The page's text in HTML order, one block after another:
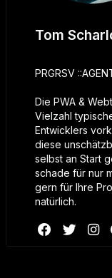
Tom
PRGRSV
Die PWA &
Vielzahl
Entwicklers
diese
selbst an Start
schade für nur
gern für Ihre
natürlich.